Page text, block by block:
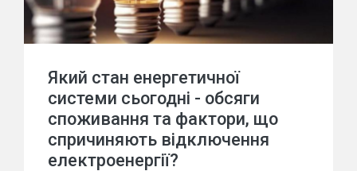
Який стан енергетичної
системи сьогодні - обсяги
споживання та фактори, що
спричиняють відключення
електроенергії?